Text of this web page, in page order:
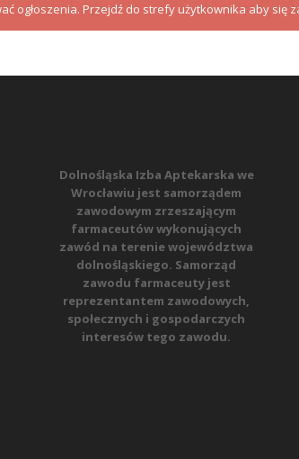
ogłoszenia. Przejdź do strefy użytkownika aby się
Dolnośląska Izba Aptekarska we
Wrocławiu jest samorządem
zawodowym zrzeszającym
farmaceutów wykonujących
zawód na terenie województwa
dolnośląskiego. Samorząd
zawodu farmaceuty jest
reprezentantem zawodowych,
społecznych i gospodarczych
interesów tego zawodu.